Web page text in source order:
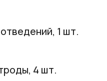
1 шт.
4 шт.